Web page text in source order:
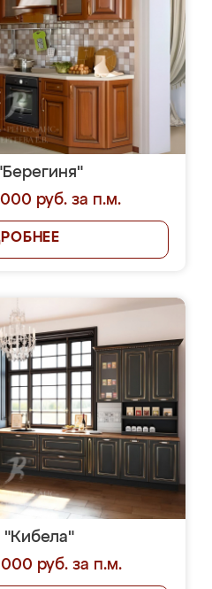
руб. за п.м.
"Кибела"
руб. за п.м.